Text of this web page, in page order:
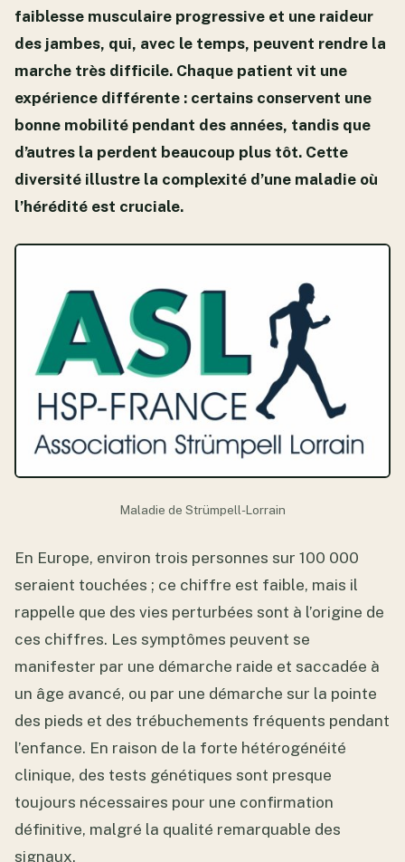
faiblesse musculaire progressive et une raideur
des jambes, qui, avec le temps, peuvent rendre la
marche très difficile. Chaque patient vit une
expérience différente : certains conservent une
bonne mobilité pendant des années, tandis que
d’autres la perdent beaucoup plus tôt. Cette
diversité illustre la complexité d’une maladie où
l’hérédité est cruciale.
Maladie de Strümpell-Lorrain
En Europe, environ trois personnes sur 100 000
seraient touchées ; ce chiffre est faible, mais il
rappelle que des vies perturbées sont à l’origine de
ces chiffres. Les symptômes peuvent se
manifester par une démarche raide et saccadée à
un âge avancé, ou par une démarche sur la pointe
des pieds et des trébuchements fréquents pendant
l’enfance. En raison de la forte hétérogénéité
clinique, des tests génétiques sont presque
toujours nécessaires pour une confirmation
définitive, malgré la qualité remarquable des
signaux.